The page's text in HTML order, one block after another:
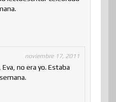
noviembre 17, 2011
no era yo. Estaba